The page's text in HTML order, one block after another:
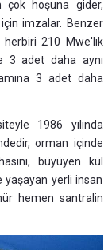
çok hoşuna gider,
imzalar. Benzer
210 Mwe'lık
3 adet daha aynı
3 adet daha
1986 yılında
orman içinde
büyüyen kül
yaşayan yerli insan
hemen santralin